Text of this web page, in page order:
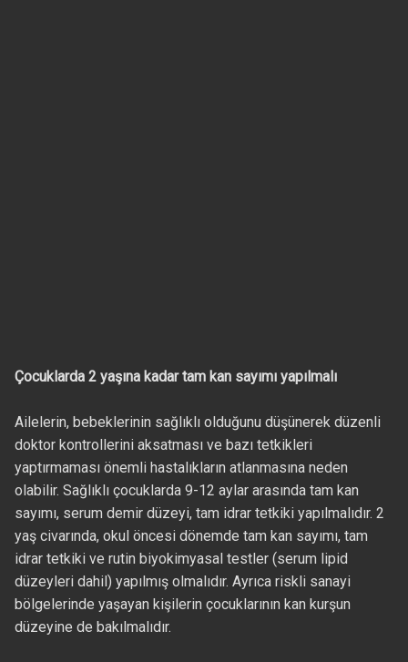
Çocuklarda 2 yaşına kadar tam kan sayımı yapılmalı
Ailelerin, bebeklerinin sağlıklı olduğunu düşünerek düzenli
doktor kontrollerini aksatması ve bazı tetkikleri
yaptırmaması önemli hastalıkların atlanmasına neden
olabilir. Sağlıklı çocuklarda 9-12 aylar arasında tam kan
sayımı, serum demir düzeyi, tam idrar tetkiki yapılmalıdır. 2
yaş civarında, okul öncesi dönemde tam kan sayımı, tam
idrar tetkiki ve rutin biyokimyasal testler (serum lipid
düzeyleri dahil) yapılmış olmalıdır. Ayrıca riskli sanayi
bölgelerinde yaşayan kişilerin çocuklarının kan kurşun
düzeyine de bakılmalıdır.